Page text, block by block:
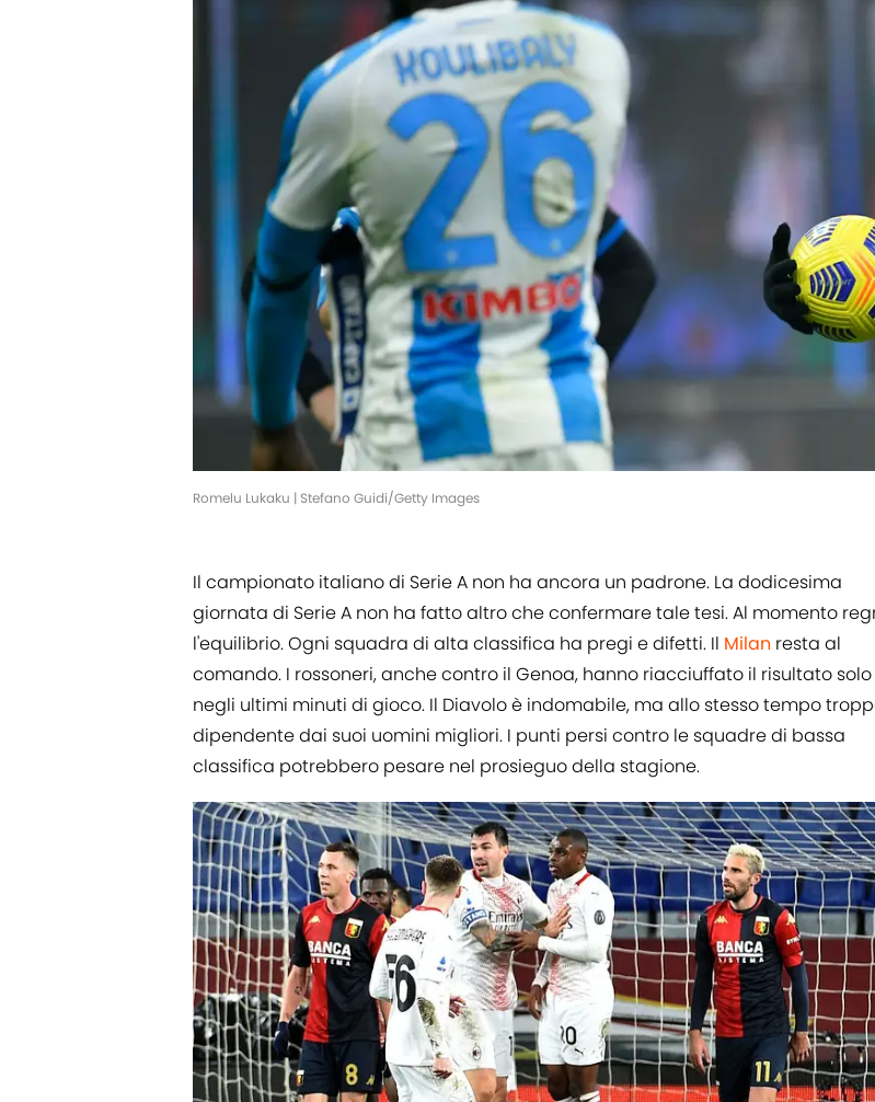
Romelu Lukaku | Stefano Guidi/Getty Images
Il campionato italiano di Serie A non ha ancora un padrone. La dodicesima
giornata di Serie A non ha fatto altro che confermare tale tesi. Al momento
l'equilibrio. Ogni squadra di alta classifica ha pregi e difetti. Il Milan resta al
comando. I rossoneri, anche contro il Genoa, hanno riacciuffato il risultato solo
negli ultimi minuti di gioco. Il Diavolo è indomabile, ma allo stesso tempo
dipendente dai suoi uomini migliori. I punti persi contro le squadre di bassa
classifica potrebbero pesare nel prosieguo della stagione.